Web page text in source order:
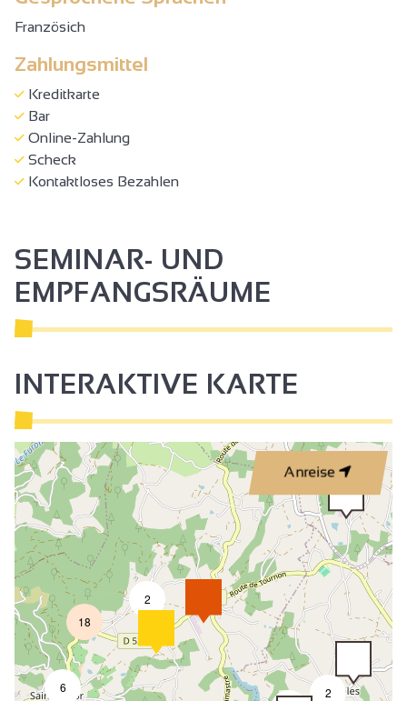
Französich
Zahlungsmittel
Kreditkarte
Bar
Online-Zahlung
Scheck
Kontaktloses Bezahlen
SEMINAR- UND
EMPFANGSRÄUME
INTERAKTIVE KARTE
Anreise
2
6
18
2